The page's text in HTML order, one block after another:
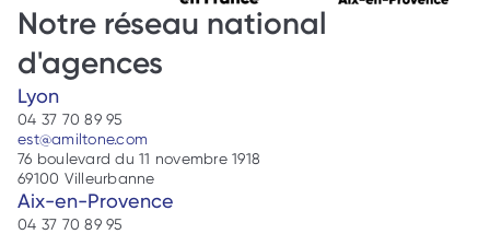
Notre réseau national
d'agences
Lyon
04 37 70 89 95
est@amiltone.com
76 boulevard du 11 novembre 1918
69100 Villeurbanne
Aix-en-Provence
04 37 70 89 95